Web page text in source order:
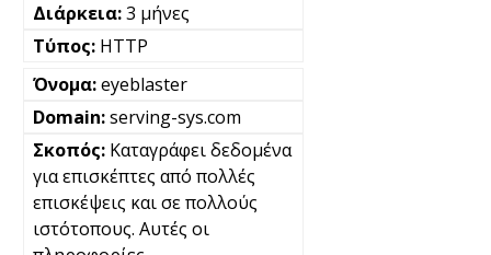
3 μήνες
HTTP
eyeblaster
serving-sys.com
Καταγράφει δεδομένα
για επισκέπτες από πολλές
επισκέψεις και σε πολλούς
ιστότοπους. Αυτές οι